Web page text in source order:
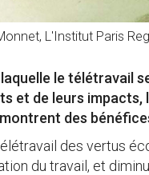
L'Institut Paris
laquelle le télétravail
et de leurs impacts,
des
des vertus
du travail, et